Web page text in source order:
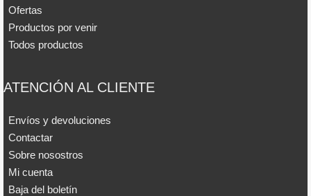
Ofertas
Productos por venir
Todos productos
ATENCIÓN AL CLIENTE
Envíos y devoluciones
Contactar
Sobre nosostros
Mi cuenta
Baja del boletín